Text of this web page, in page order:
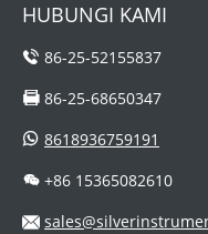
HUBUNGI KAMI
86-25-52155837
86-25-68650347
8618936759191
+86 15365082610